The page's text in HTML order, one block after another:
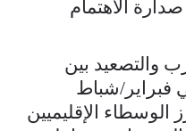
الاهتمام
والتصعيد بين
فبراير/شباط
الوسطاء الإقليميين